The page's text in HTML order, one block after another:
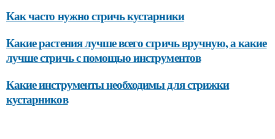
Как часто нужно стричь кустарники
Какие растения лучше всего стричь вручную, а какие
лучше стричь с помощью инструментов
Какие инструменты необходимы для стрижки
кустарников